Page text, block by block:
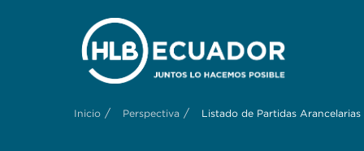
Inicio / Perspectiva / Listado de Partidas